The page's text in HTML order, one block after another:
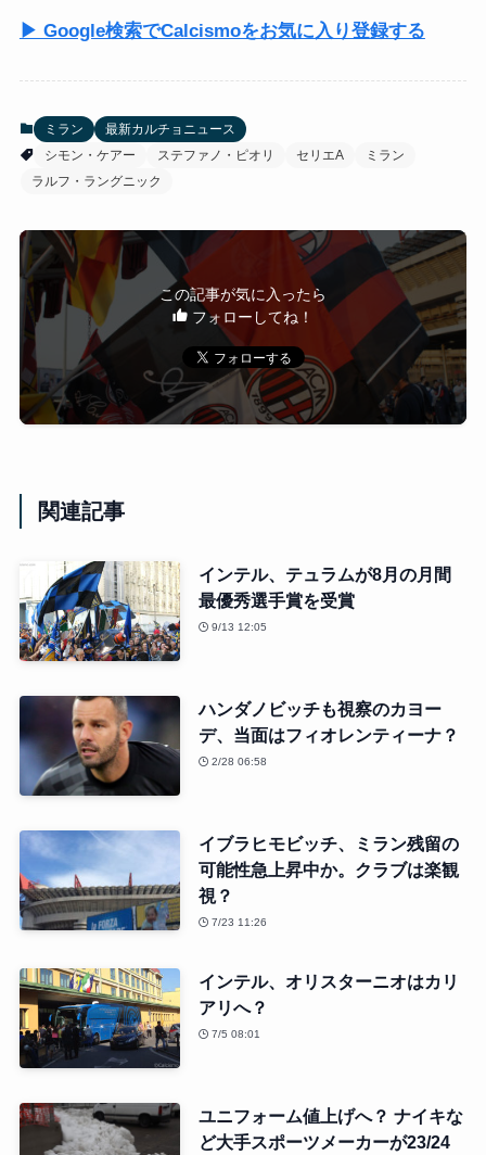
▶ Google検索でCalcismoをお気に入り登録する
ミラン
最新カルチョニュース
シモン・ケアー
ステファノ・ピオリ セリエA
ミラン
ラルフ・ラングニック
この記事が気に入ったら
フォローしてね！
関連記事
インテル、テュラムが8月の月間
最優秀選手賞を受賞
9/13 12:05
ハンダノビッチも視察のカヨー
デ、当面はフィオレンティーナ？
2/28 06:58
イブラヒモビッチ、ミラン残留の
可能性急上昇中か。クラブは楽観
視？
7/23 11:26
インテル、オリスターニオはカリ
アリへ？
7/5 08:01
ユニフォーム値上げへ？ ナイキな
ど大手スポーツメーカーが23/24